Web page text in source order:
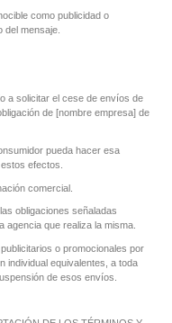
como publicidad o
del mensaje.
a solicitar el cese de envíos de
de [nombre empresa] de
pueda hacer esa
efectos.
comercial.
obligaciones señaladas
agencia que realiza la misma.
o promocionales por
individual equivalentes, a toda
de esos envíos.